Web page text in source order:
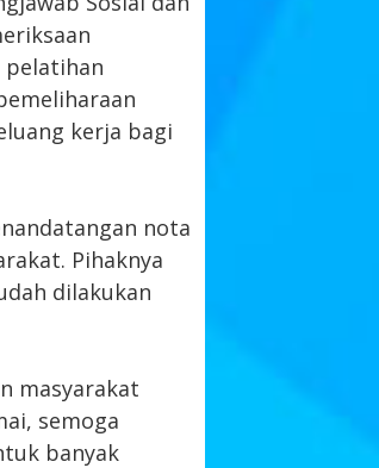
pelatihan
kerja bagi
nota
Pihaknya
dilakukan
masyarakat
semoga
banyak